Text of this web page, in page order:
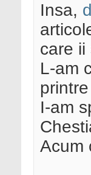
Insa,
care ii
L-am
I-am
Acum